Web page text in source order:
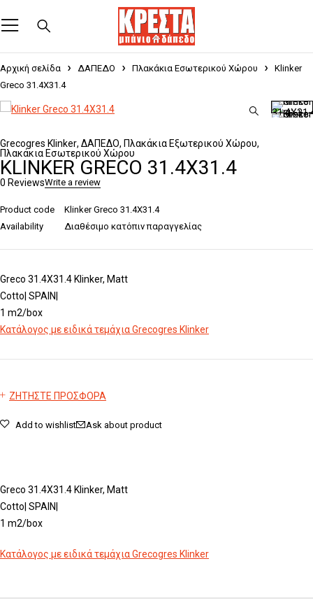
Αρχική σελίδα ΔΑΠΕΔΟ Πλακάκια Εσωτερικού Χώρου
Klinker
Greco 31.4X31.4
Grecogres Klinker, ΔΑΠΕΔΟ, Πλακάκια Εξωτερικού Χώρου,
Πλακάκια Εσωτερικού Χώρου
KLINKER GRECO 31.4X31.4
0 ReviewsWrite a review
Product code
Klinker Greco 31.4X31.4
Availability
Διαθέσιμο κατόπιν παραγγελίας
Greco 31.4X31.4 Klinker, Matt
Cotto| SPAIN|
1 m2/box
Κατάλογος με ειδικά τεμάχια Grecogres Klinker
ΖΗΤΗΣΤΕ ΠΡΟΣΦΟΡΑ
Add to wishlist Ask about product
Greco 31.4X31.4 Klinker, Matt
Cotto| SPAIN|
1 m2/box
Κατάλογος με ειδικά τεμάχια Grecogres Klinker